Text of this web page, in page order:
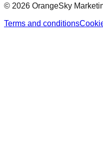
© 2026 OrangeSky
Terms and conditions